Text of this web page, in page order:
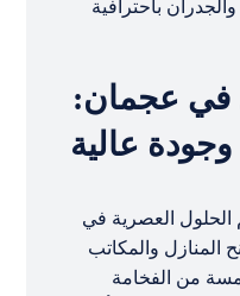
باحترافية
في عجمان:
عالية
العصرية في
المنازل والمكاتب
من الفخامة